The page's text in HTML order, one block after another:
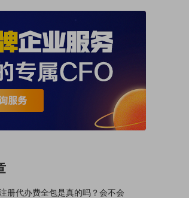
册代办费全包是真的吗？会不会